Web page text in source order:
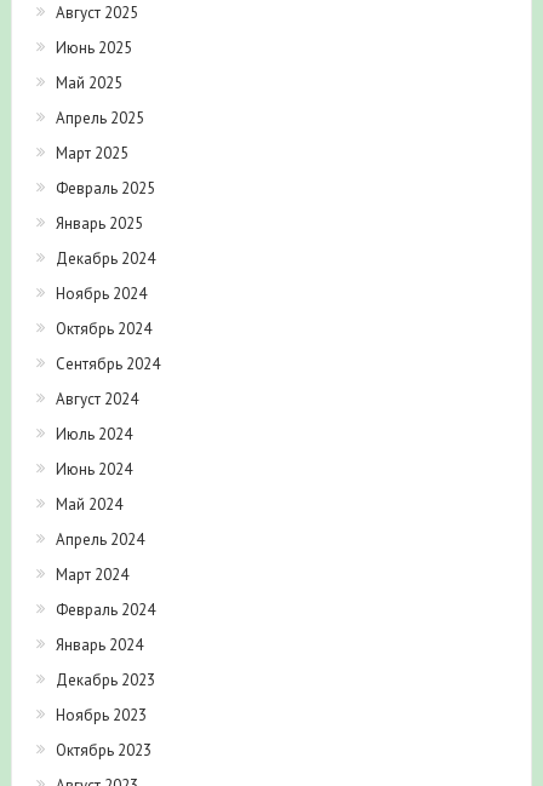
Август 2025
Июнь 2025
Май 2025
Апрель 2025
Март 2025
Февраль 2025
Январь 2025
Декабрь 2024
Ноябрь 2024
Октябрь 2024
Сентябрь 2024
Август 2024
Июль 2024
Июнь 2024
Май 2024
Апрель 2024
Март 2024
Февраль 2024
Январь 2024
Декабрь 2023
Ноябрь 2023
Октябрь 2023